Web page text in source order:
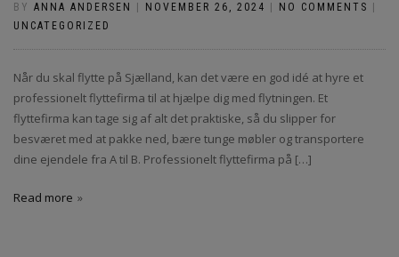
BY ANNA ANDERSEN NOVEMBER 26, 2024 NO COMMENTS
UNCATEGORIZED
Når du skal flytte på Sjælland, kan det være en god idé at hyre et
professionelt flyttefirma til at hjælpe dig med flytningen. Et
flyttefirma kan tage sig af alt det praktiske, så du slipper for
besværet med at pakke ned, bære tunge møbler og transportere
dine ejendele fra A til B. Professionelt flyttefirma på […]
Read more